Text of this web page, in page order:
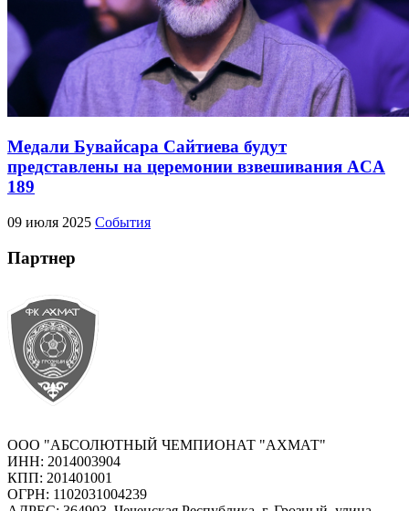
Медали Бувайсара Сайтиева будут
представлены на церемонии взвешивания ACA
189
09 июля 2025 События
Партнер
ООО "АБСОЛЮТНЫЙ ЧЕМПИОНАТ "АХМАТ"
ИНН: 2014003904
КПП: 201401001
ОГРН: 1102031004239